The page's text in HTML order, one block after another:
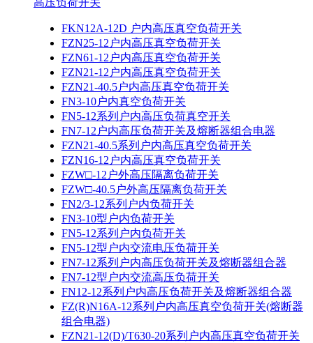
高压负荷开关
FKN12A-12D 户内高压真空负荷开关
FZN25-12户内高压真空负荷开关
FZN61-12户内高压真空负荷开关
FZN21-12户内高压真空负荷开关
FZN21-40.5户内高压真空负荷开关
FN3-10户内真空负荷开关
FN5-12系列户内高压负荷真空开关
FN7-12户内高压负荷开关及熔断器组合电器
FZN21-40.5系列户内高压真空负荷开关
FZN16-12户内高压真空负荷开关
FZW□-12户外高压隔离负荷开关
FZW□-40.5户外高压隔离负荷开关
FN2/3-12系列户内负荷开关
FN3-10型户内负荷开关
FN5-12系列户内负荷开关
FN5-12型户内交流电压负荷开关
FN7-12系列户内高压负荷开关及熔断器组合器
FN7-12型户内交流高压负荷开关
FN12-12系列户内高压负荷开关及熔断器组合器
FZ(R)N16A-12系列户内高压真空负荷开关(熔断器
组合电器)
FZN21-12(D)/T630-20系列户内高压真空负荷开关